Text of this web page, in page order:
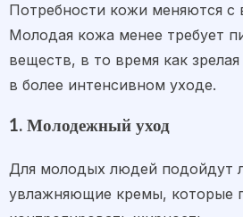
Потребности кожи меняются с
Молодая кожа менее требует
веществ, в то время как
в более интенсивном уходе.
1. Молодежный уход
Для молодых людей подойдут
увлажняющие кремы, которые